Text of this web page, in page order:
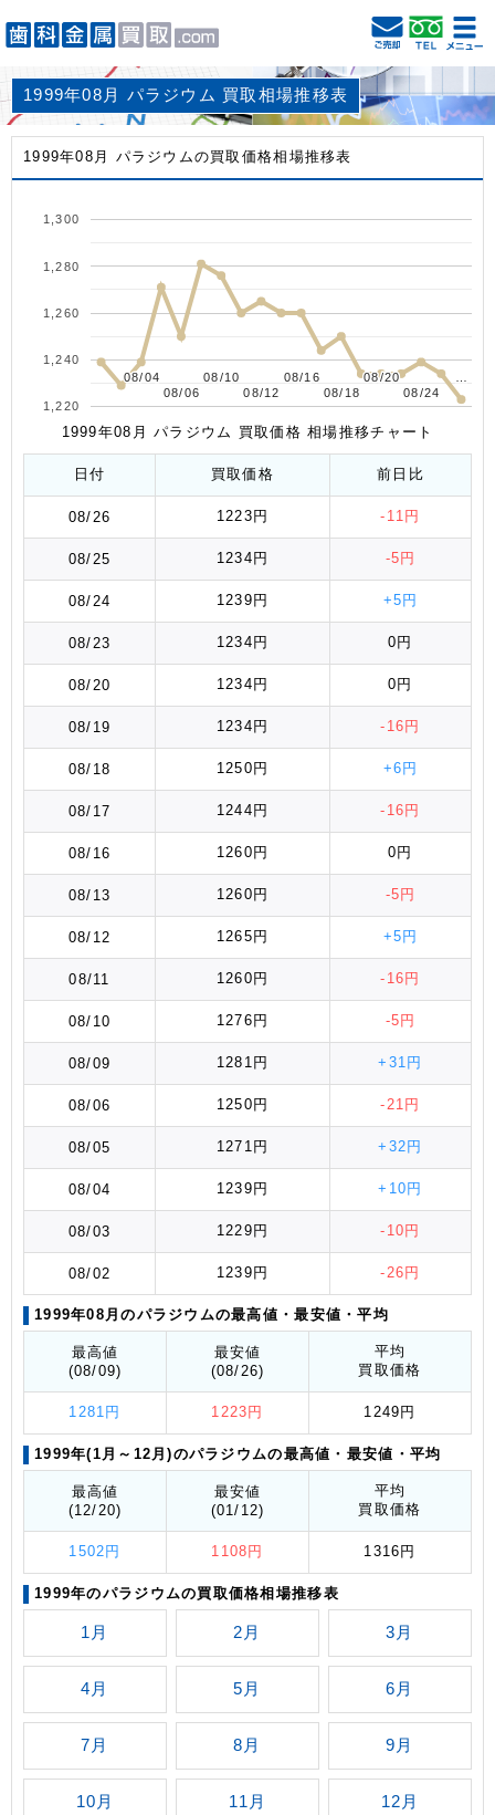
1999年08月 パラジウム 買取相場推移表
1999年08月 パラジウムの買取価格相場推移表
08/04
08/04
08/06
08/06
08/10
08/10
08/12
08/12
08/16
08/16
08/18
08/18
08/20
08/20
08/24
08/24
1,220
1,240
1,260
1,280
1,300
1999年08月 パラジウム 買取価格 相場推移チャート
日付 買取価格 前日比
08/26 1223円 -11円
08/25 1234円 -5円
08/24 1239円 +5円
08/23 1234円 0円
08/20 1234円 0円
08/19 1234円 -16円
08/18 1250円 +6円
08/17 1244円 -16円
08/16 1260円 0円
08/13 1260円 -5円
08/12 1265円 +5円
08/11 1260円 -16円
08/10 1276円 -5円
08/09 1281円 +31円
08/06 1250円 -21円
08/05 1271円 +32円
08/04 1239円 +10円
08/03 1229円 -10円
08/02 1239円 -26円
1999年08月のパラジウムの最高値 ・最安値 ・平均
最高値
(08/09)
最安値
(08/26)
平均
買取価格
1281円 1223円 1249円
1999年(1月～12月)のパラジウムの最高値 ・最安値 ・平均
最高値
(12/20)
最安値
(01/12)
平均
買取価格
1502円 1108円 1316円
1999年のパラジウムの買取価格相場推移表
1月 2月 3月
4月 5月 6月
7月 8月 9月
10月 11月 12月